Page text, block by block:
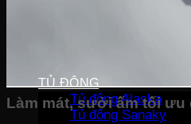
TỦ ĐÔNG
Tủ đông Alaska
Tủ đông Sanaky
Làm mát, sưởi ấm tối ưu